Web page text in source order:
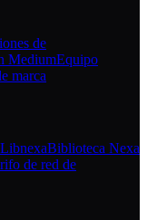
de
MediumEquipo
marca
Biblioteca Nexa
de red de